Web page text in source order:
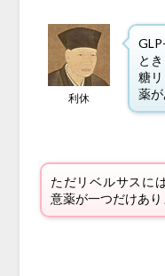
利休
と
糖
薬が
ただリベルサスに
意薬が一つだけあり